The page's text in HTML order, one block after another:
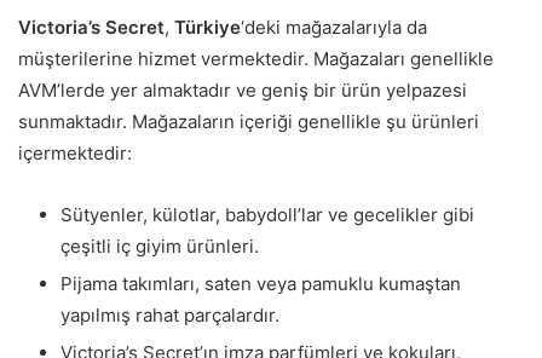
Victoria’s Secret, Türkiye‘deki mağazalarıyla da
müşterilerine hizmet vermektedir. Mağazaları genellikle
AVM’lerde yer almaktadır ve geniş bir ürün yelpazesi
sunmaktadır. Mağazaların içeriği genellikle şu ürünleri
içermektedir:
Sütyenler, külotlar, babydoll’lar ve gecelikler gibi
çeşitli iç giyim ürünleri.
Pijama takımları, saten veya pamuklu kumaştan
yapılmış rahat parçalardır.
Victoria’s Secret’ın imza parfümleri ve kokuları,